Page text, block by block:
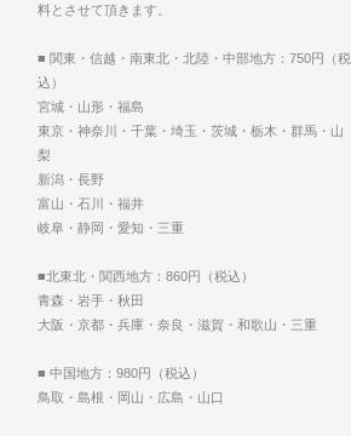
料とさせて頂きます。
■ 関東・信越・南東北・北陸・中部地方：750円（税
込）
宮城・山形・福島
東京・神奈川・千葉・埼玉・茨城・栃木・群馬・山
梨
新潟・長野
富山・石川・福井
岐阜・静岡・愛知・三重
■北東北・関西地方：860円（税込）
青森・岩手・秋田
大阪・京都・兵庫・奈良・滋賀・和歌山・三重
■ 中国地方：980円（税込）
鳥取・島根・岡山・広島・山口